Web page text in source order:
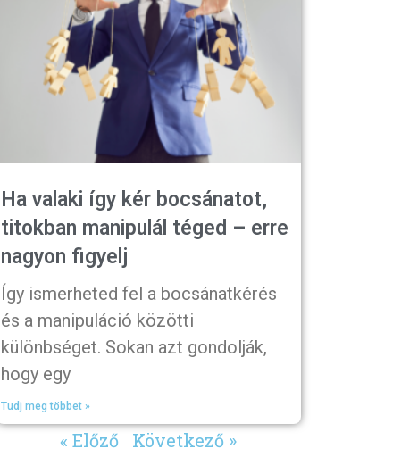
Ha valaki így kér bocsánatot,
titokban manipulál téged – erre
nagyon figyelj
Így ismerheted fel a bocsánatkérés
és a manipuláció közötti
különbséget. Sokan azt gondolják,
hogy egy
Tudj meg többet »
« Előző Következő »